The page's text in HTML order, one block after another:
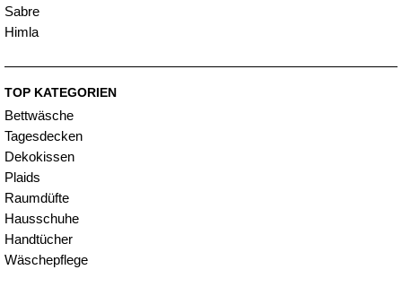
Sabre
Himla
TOP KATEGORIEN
Bettwäsche
Tagesdecken
Dekokissen
Plaids
Raumdüfte
Hausschuhe
Handtücher
Wäschepflege